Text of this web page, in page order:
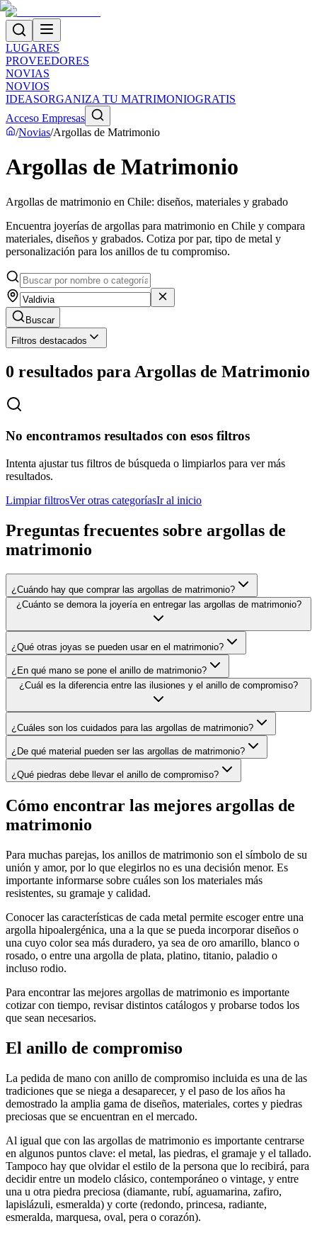
LUGARES
PROVEEDORES
NOVIAS
NOVIOS
IDEASORGANIZA TU MATRIMONIOGRATIS
Acceso Empresas
/Novias/Argollas de Matrimonio
Argollas de Matrimonio
Argollas de matrimonio en Chile: diseños, materiales y grabado
Encuentra joyerías de argollas para matrimonio en Chile y compara
materiales, diseños y grabados. Cotiza por par, tipo de metal y
personalización para los anillos de tu compromiso.
Buscar
Filtros destacados
0 resultados para Argollas de Matrimonio
No encontramos resultados con esos filtros
Intenta ajustar tus filtros de búsqueda o limpiarlos para ver más
resultados.
Limpiar filtrosVer otras categoríasIr al inicio
Preguntas frecuentes sobre argollas de
matrimonio
¿Cuándo hay que comprar las argollas de matrimonio?
¿Cuánto se demora la joyería en entregar las argollas de matrimonio?
¿Qué otras joyas se pueden usar en el matrimonio?
¿En qué mano se pone el anillo de matrimonio?
¿Cuál es la diferencia entre las ilusiones y el anillo de compromiso?
¿Cuáles son los cuidados para las argollas de matrimonio?
¿De qué material pueden ser las argollas de matrimonio?
¿Qué piedras debe llevar el anillo de compromiso?
Cómo encontrar las mejores argollas de
matrimonio
Para muchas parejas, los anillos de matrimonio son el símbolo de su
unión y amor, por lo que elegirlos no es una decisión menor. Es
importante informarse sobre cuáles son los materiales más
resistentes, su gramaje y calidad.
Conocer las características de cada metal permite escoger entre una
argolla hipoalergénica, una a la que se pueda incorporar diseños o
una cuyo color sea más duradero, ya sea de oro amarillo, blanco o
rosado, o entre una argolla de plata, platino, titanio, paladio o
incluso rodio.
Para encontrar las mejores argollas de matrimonio es importante
cotizar con tiempo, revisar distintos catálogos y probarse todos los
que sean necesarios.
El anillo de compromiso
La pedida de mano con anillo de compromiso incluida es una de las
tradiciones que se niega a desaparecer, y el paso de los años ha
demostrado la amplia gama de diseños, materiales, cortes y piedras
preciosas que se encuentran en el mercado.
Al igual que con las argollas de matrimonio es importante centrarse
en algunos puntos clave: el metal, las piedras, el gramaje y el tallado.
Tampoco hay que olvidar el estilo de la persona que lo recibirá, para
decidir entre un modelo clásico, contemporáneo o vintage, y entre
una u otra piedra preciosa (diamante, rubí, aguamarina, zafiro,
lapislázuli, esmeralda) y corte (redondo, princesa, radiante,
esmeralda, marquesa, oval, pera o corazón).